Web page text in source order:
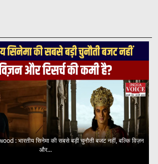
: भारतीय सिनेमा की सबसे बड़ी चुनौती बजट नहीं, बल्कि विज़न
और...